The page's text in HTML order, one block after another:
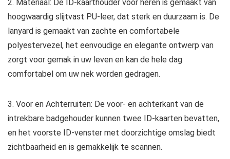
2. Materiaal: De ID-kaarthouder voor heren is gemaakt van
hoogwaardig slijtvast PU-leer, dat sterk en duurzaam is. De
lanyard is gemaakt van zachte en comfortabele
polyestervezel, het eenvoudige en elegante ontwerp van
zorgt voor gemak in uw leven en kan de hele dag
comfortabel om uw nek worden gedragen.
3. Voor en Achterruiten: De voor- en achterkant van de
intrekbare badgehouder kunnen twee ID-kaarten bevatten,
en het voorste ID-venster met doorzichtige omslag biedt
zichtbaarheid en is gemakkelijk te scannen.